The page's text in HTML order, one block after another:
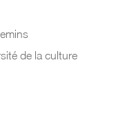
de la culture